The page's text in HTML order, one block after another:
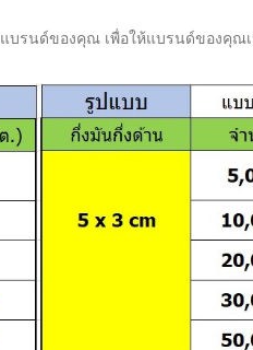
บรนด์ของคุณ เพื่อให้แบรนด์ของคุณ